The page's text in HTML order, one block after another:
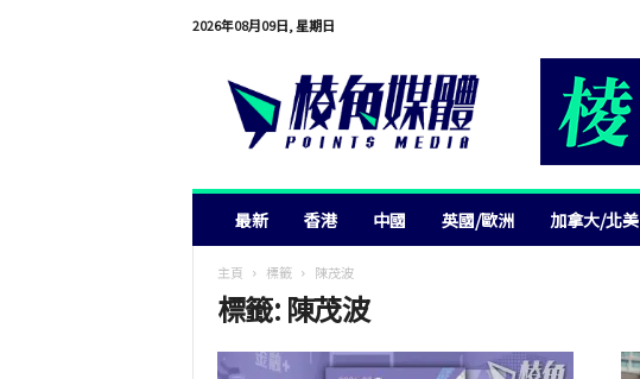
2026年08月09日, 星期日
最新 香港 中國 英國/歐洲 加拿大/北美
主頁 標籤 陳茂波
標籤: 陳茂波